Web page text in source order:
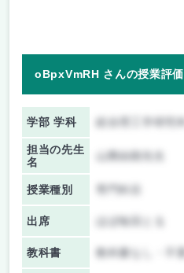
oBpxVmRH さんの授業評価
学部 学科
担当の先生
名
山際由朗先生
授業種別
出席 ほぼ毎回とる
教科書 教科書なし・不要